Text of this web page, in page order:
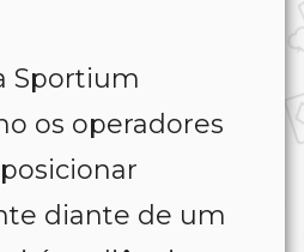
Sportium
os operadores
diante de um